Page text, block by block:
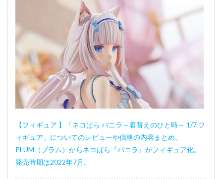
【フィギュア 】「ネコぱら バニラ～着替えのひと時～ 1/7 フ
ィギュア」についてのレビューや価格の内容まとめ。
PLUM（プラム）からネコぱら『バニラ』がフィギュア化。
発売時期は2022年7月。